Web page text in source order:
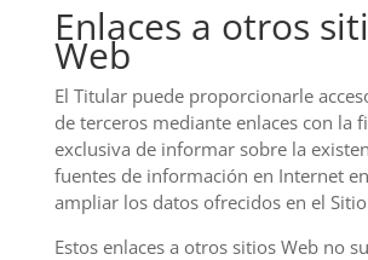
Enlaces a otros
Web
El Titular puede proporcionarle
de terceros mediante enlaces con la
exclusiva de informar sobre la
fuentes de información en Internet
ampliar los datos ofrecidos en el
Estos enlaces a otros sitios Web no